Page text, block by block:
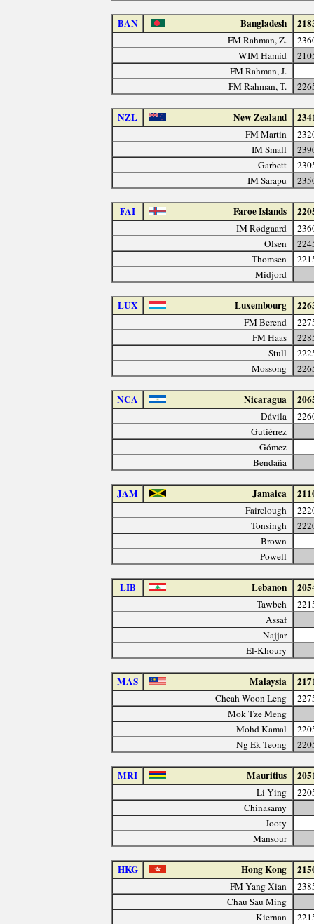
BAN Bangladesh
FM Rahman, Z.
WIM Hamid
FM Rahman, J.
FM Rahman, T.
NZL New Zealand
FM Martin
IM Small
Garbett
IM Sarapu
FAI Faroe Islands
IM Rødgaard
Olsen
Thomsen
Midjord
LUX Luxembourg
FM Berend
FM Haas
Stull
Mossong
NCA Nicaragua
Dávila
Gutiérrez
Gómez
Bendaña
JAM Jamaica
Fairclough
Tonsingh
Brown
Powell
LIB Lebanon
Tawbeh
Assaf
Najjar
El-Khoury
MAS Malaysia
Cheah Woon Leng
Mok Tze Meng
Mohd Kamal
Ng Ek Teong
MRI Mauritius
Li Ying
Chinasamy
Jooty
Mansour
HKG Hong Kong
FM Yang Xian
Chau Sau Ming
Kiernan